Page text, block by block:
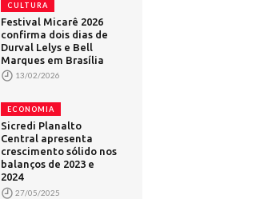
CULTURA
Festival Micarê 2026
confirma dois dias de
Durval Lelys e Bell
Marques em Brasília
13/02/2026
ECONOMIA
Sicredi Planalto
Central apresenta
crescimento sólido nos
balanços de 2023 e
2024
27/05/2025